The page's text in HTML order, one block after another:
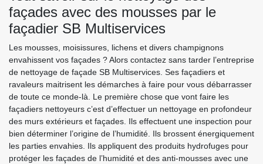
façades avec des mousses par le
façadier SB Multiservices
Les mousses, moisissures, lichens et divers champignons
envahissent vos façades ? Alors contactez sans tarder l’entreprise
de nettoyage de façade SB Multiservices. Ses façadiers et
ravaleurs maitrisent les démarches à faire pour vous débarrasser
de toute ce monde-là. Le première chose que vont faire les
façadiers nettoyeurs c’est d’effectuer un nettoyage en profondeur
des murs extérieurs et façades. Ils effectuent une inspection pour
bien déterminer l’origine de l’humidité. Ils brossent énergiquement
les parties envahies. Ils appliquent des produits hydrofuges pour
protéger les façades de l’humidité et des anti-mousses avec une